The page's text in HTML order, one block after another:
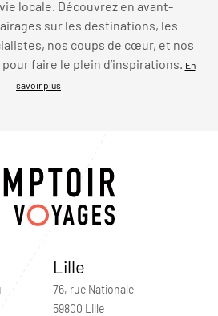
locale. Découvrez en avant-
sur les destinations, les
nos coups de cœur, et nos
faire le plein d’inspirations.
En
savoir plus
Lille
76, rue Nationale
59800 Lille